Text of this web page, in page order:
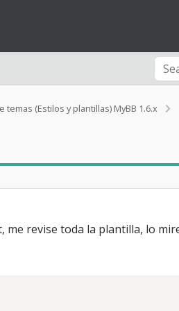
temas (Estilos y plantillas) MyBB 1.6.x
r
revise toda la plantilla, lo